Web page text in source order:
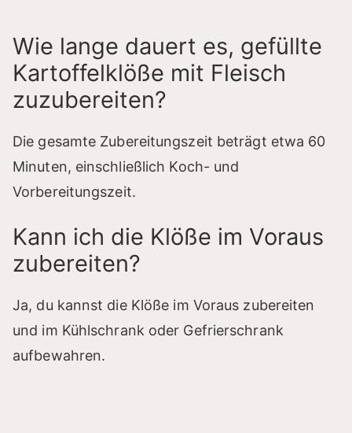
Wie lange dauert es, gefüllte
Kartoffelklöße mit Fleisch
zuzubereiten?
Die gesamte Zubereitungszeit beträgt etwa 60
Minuten, einschließlich Koch- und
Vorbereitungszeit.
Kann ich die Klöße im Voraus
zubereiten?
Ja, du kannst die Klöße im Voraus zubereiten
und im Kühlschrank oder Gefrierschrank
aufbewahren.